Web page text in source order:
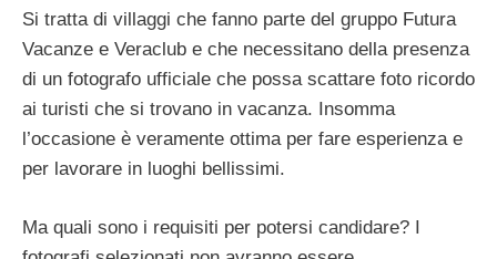
Si tratta di villaggi che fanno parte del gruppo Futura
Vacanze e Veraclub e che necessitano della presenza
di un fotografo ufficiale che possa scattare foto ricordo
ai turisti che si trovano in vacanza. Insomma
l’occasione è veramente ottima per fare esperienza e
per lavorare in luoghi bellissimi.
Ma quali sono i requisiti per potersi candidare? I